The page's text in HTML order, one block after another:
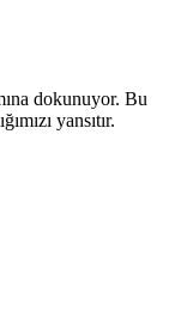
dokunuyor. Bu
yansıtır.